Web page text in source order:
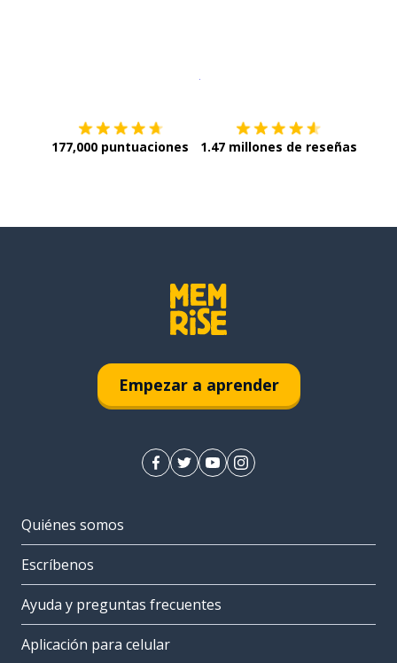
177,000 puntuaciones 1.47 millones de reseñas
Empezar a aprender
Quiénes somos
Escríbenos
Ayuda y preguntas frecuentes
Aplicación para celular